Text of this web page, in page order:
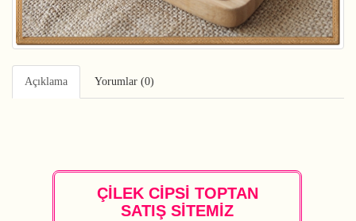
Açıklama Yorumlar (0)
ÇİLEK CİPSİ TOPTAN
SATIŞ SİTEMİZ